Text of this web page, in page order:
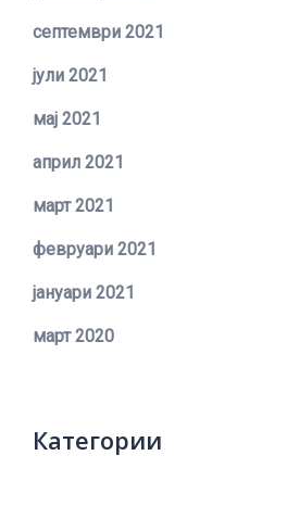
септември 2021
јули 2021
мај 2021
април 2021
март 2021
февруари 2021
јануари 2021
март 2020
Категории